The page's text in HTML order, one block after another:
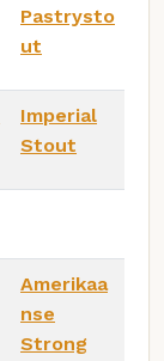
Pastrysto
ut
Imperial
Stout
Amerikaa
nse
Strong